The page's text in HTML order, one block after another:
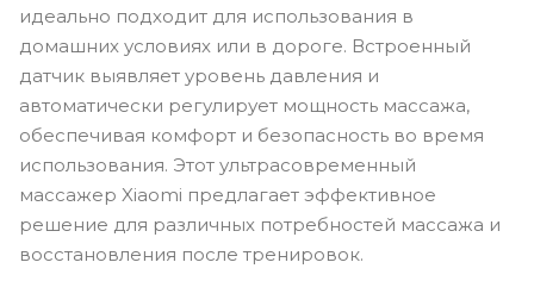
идеально подходит для использования в
домашних условиях или в дороге. Встроенный
датчик выявляет уровень давления и
автоматически регулирует мощность массажа,
обеспечивая комфорт и безопасность во время
использования. Этот ультрасовременный
массажер Xiaomi предлагает эффективное
решение для различных потребностей массажа и
восстановления после тренировок.